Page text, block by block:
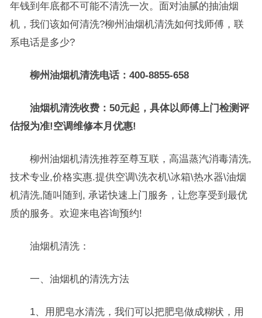
年钱到年底都不可能不清洗一次。面对油腻的抽油烟
机，我们该如何清洗?柳州油烟机清洗如何找师傅，联
系电话是多少?
柳州油烟机清洗电话：400-8855-658
油烟机清洗收费：50元起，具体以师傅上门检测评
估报为准!空调维修本月优惠!
柳州油烟机清洗推荐至尊互联，高温蒸汽消毒清洗,
技术专业,价格实惠.提供空调\洗衣机\冰箱\热水器\油烟
机清洗,随叫随到, 承诺快速上门服务，让您享受到最优
质的服务。欢迎来电咨询预约!
油烟机清洗：
一、油烟机的清洗方法
1、用肥皂水清洗，我们可以把肥皂做成糊状，用